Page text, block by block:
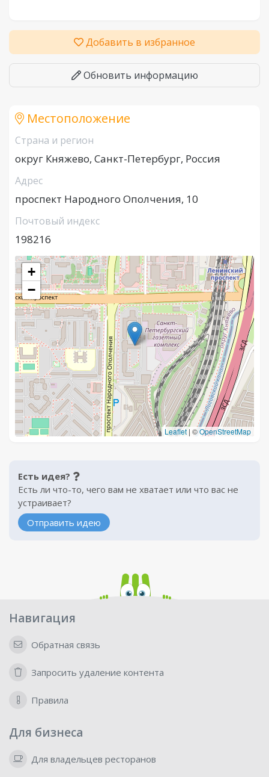
Добавить в избранное
Обновить информацию
Местоположение
Страна и регион
округ Княжево, Санкт-Петербург, Россия
Адрес
проспект Народного Ополчения, 10
Почтовый индекс
198216
+
−
Leaflet | ©OpenStreetMap
Есть идея?
Есть ли что-то, чего вам не хватает или что вас не
устраивает?
Отправить идею
Навигация
Обратная связь
Запросить удаление контента
Правила
Для бизнеса
Для владельцев ресторанов